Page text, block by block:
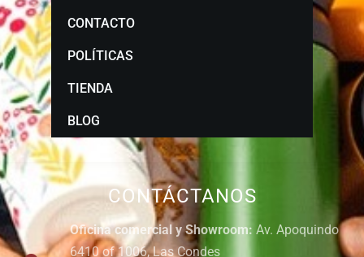
CONTÁCTANOS
Oficina comercial y Showroom: Av. Apoquindo
6410 of 1006, Las Condes
CONTACTO
POLÍTICAS
TIENDA
BLOG